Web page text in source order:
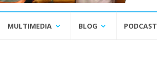
MULTIMEDIA BLOG PODCAST